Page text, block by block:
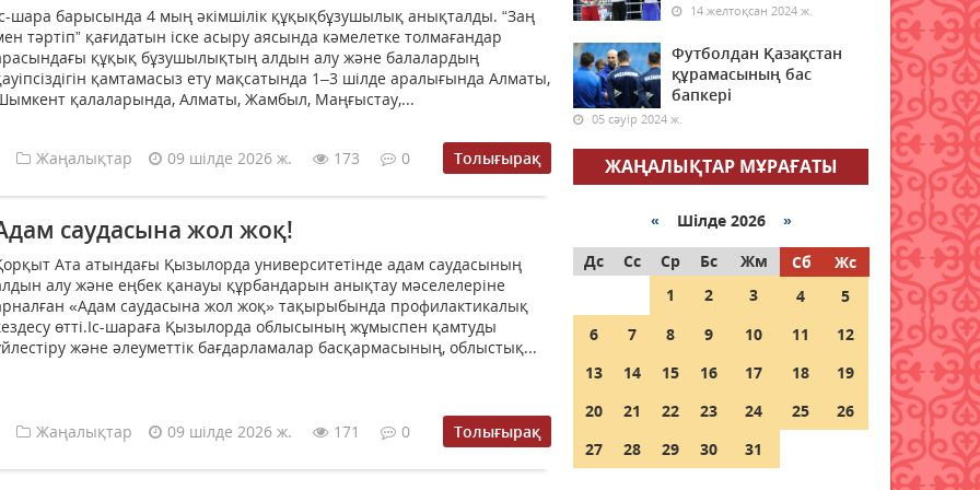
шара барысында 4 мың әкімшілік құқықбұзушылық анықталды. “Заң
тәртіп” қағидатын іске асыру аясында кәмелетке толмағандар
құқық бұзушылықтың алдын алу және балалардың
қамтамасыз ету мақсатында 1–3 шілде аралығында Алматы,
қалаларында, Алматы, Жамбыл, Маңғыстау,...
Жаңалықтар 09 шілде 2026 ж. 173 0 Толығырақ
саудасына жол жоқ!
Ата атындағы Қызылорда университетінде адам саудасының
алу және еңбек қанауы құрбандарын анықтау мәселелеріне
«Адам саудасына жол жоқ» тақырыбында профилактикалық
өтті.Іс-шараға Қызылорда облысының жұмыспен қамтуды
және әлеуметтік бағдарламалар басқармасының, облыстық...
Жаңалықтар 09 шілде 2026 ж. 171 0 Толығырақ
7 тамыздағы сауда
қорытындысы: доллар
бағамы қайта өсті
07 тамыз 2026 ж.
Мектеп формасына қандай
Министрлік жауап берді
07 тамыз 2026 ж. 81
1 қыркүйектен бастап
Қазақстанға көлік әкелу
талаптары қатаңдайды
07 тамыз 2026 ж. 79
жасырын белгілерін атады
14 желтоқсан 2024 ж.
Футболдан Қазақстан
құрамасының бас
бапкері
05 сәуір 2024 ж.
ЖАҢАЛЫҚТАР МҰРАҒАТЫ
« Шілде 2026 »
Дс
Сс Ср Бс Жм Сб
Жс
1
2 3 4
5
6
7 8 9 10 11
12
13
14 15 16 17 18
19
20
21 22 23 24 25
26
27
28 29 30 31